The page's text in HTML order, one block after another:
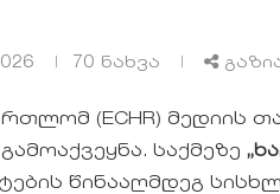
70 ნახვა
(ECHR) მედიის
საქმეზე
წინააღმდეგ